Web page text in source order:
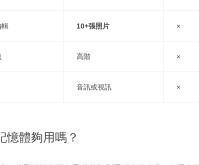
輯 10+張照片 ×
高階 ×
音訊或視訊 ×
憶體夠用嗎？